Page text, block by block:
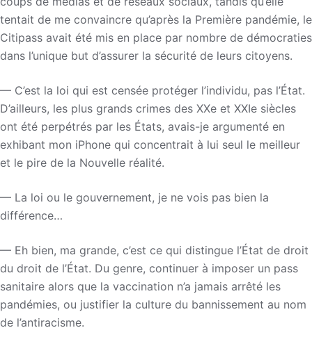
tentait de me convaincre qu’après la Première pandémie, le
Citipass avait été mis en place par nombre de démocraties
dans l’unique but d’assurer la sécurité de leurs citoyens.
— C’est la loi qui est censée protéger l’individu, pas l’État.
D’ailleurs, les plus grands crimes des XXe et XXIe siècles
ont été perpétrés par les États, avais-je argumenté en
exhibant mon iPhone qui concentrait à lui seul le meilleur
et le pire de la Nouvelle réalité.
— La loi ou le gouvernement, je ne vois pas bien la
différence…
— Eh bien, ma grande, c’est ce qui distingue l’État de droit
du droit de l’État. Du genre, continuer à imposer un pass
sanitaire alors que la vaccination n’a jamais arrêté les
pandémies, ou justifier la culture du bannissement au nom
de l’antiracisme.